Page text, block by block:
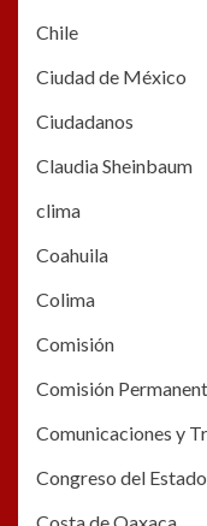
Chile
Ciudad de México
Ciudadanos
Claudia Sheinbaum
clima
Coahuila
Colima
Comisión
Comisión
Comunicaciones y
Congreso del